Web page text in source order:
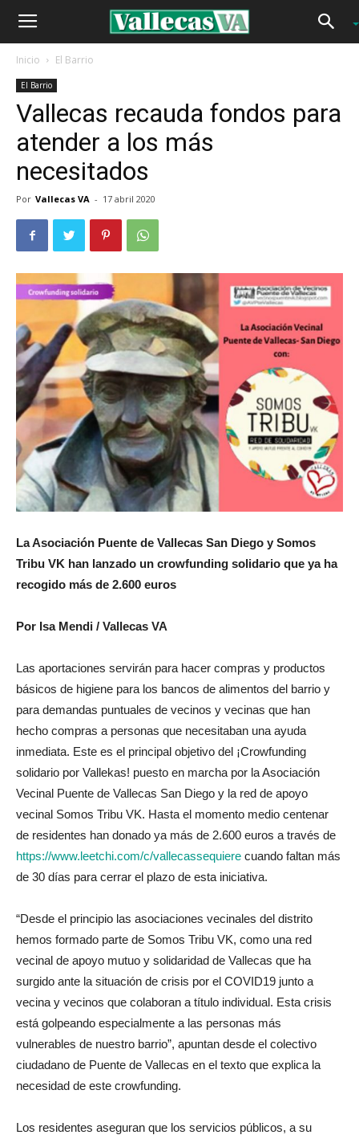
Inicio El Barrio
El Barrio
Vallecas recauda fondos para
atender a los más
necesitados
Por Vallecas VA - 17 abril 2020
La Asociación Puente de Vallecas San Diego y Somos
Tribu VK han lanzado un crowfunding solidario que ya ha
recogido más de 2.600 euros
Por Isa Mendi / Vallecas VA
Las aportaciones servirán para hacer compras y productos
básicos de higiene para los bancos de alimentos del barrio y
para demandas puntuales de vecinos y vecinas que han
hecho compras a personas que necesitaban una ayuda
inmediata. Este es el principal objetivo del ¡Crowfunding
solidario por Vallekas! puesto en marcha por la Asociación
Vecinal Puente de Vallecas San Diego y la red de apoyo
vecinal Somos Tribu VK. Hasta el momento medio centenar
de residentes han donado ya más de 2.600 euros a través de
https://www.leetchi.com/c/vallecassequiere cuando faltan más
de 30 días para cerrar el plazo de esta iniciativa.
“Desde el principio las asociaciones vecinales del distrito
hemos formado parte de Somos Tribu VK, como una red
vecinal de apoyo mutuo y solidaridad de Vallecas que ha
surgido ante la situación de crisis por el COVID19 junto a
vecina y vecinos que colaboran a título individual. Esta crisis
está golpeando especialmente a las personas más
vulnerables de nuestro barrio”, apuntan desde el colectivo
ciudadano de Puente de Vallecas en el texto que explica la
necesidad de este crowfunding.
Los residentes aseguran que los servicios públicos, a su